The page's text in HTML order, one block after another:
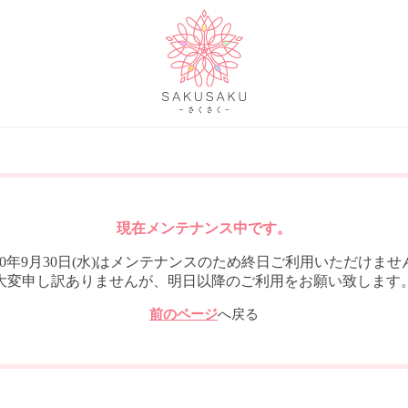
現在メンテナンス中です。
年9月30日(水)はメンテナンスのため終日ご利用いただけませ
変申し訳ありませんが、明日以降のご利用をお願い致します
前のページへ戻る